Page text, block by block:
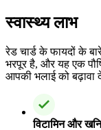
स्वास्थ्य लाभ
रेड चार्ड के फायदों के
भरपूर है, और यह एक
आपकी भलाई को बढ़ावा
विटामिन और